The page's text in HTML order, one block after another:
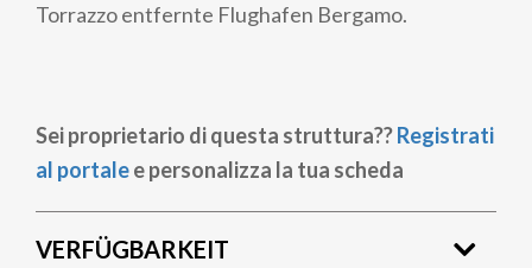
Torrazzo entfernte Flughafen Bergamo.
Sei proprietario di questa struttura??Registrati
al portalee personalizza la tua scheda
VERFÜGBARKEIT